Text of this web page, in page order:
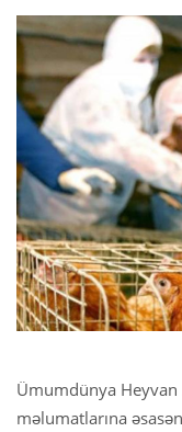
Ümumdünya Heyvan
məlumatlarına